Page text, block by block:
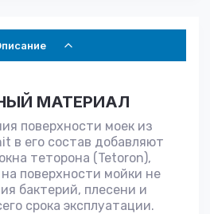
МАТЕРИАЛ
поверхности моек из
в его состав добавляют
теторона (Tetoron),
поверхности мойки не
бактерий, плесени и
срока эксплуатации.